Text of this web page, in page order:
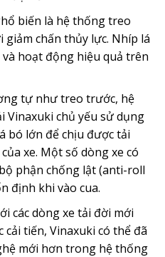
biến là hệ thống treo
chấn thủy lực. Nhíp lá
hoạt động hiệu quả trên
tự như treo trước, hệ
Vinaxuki chủ yếu sử dụng
bó lớn để chịu được tải
xe. Một số dòng xe có
phận chống lật (anti-roll
định khi vào cua.
các dòng xe tải đời mới
cải tiến, Vinaxuki có thể đã
mới hơn trong hệ thống